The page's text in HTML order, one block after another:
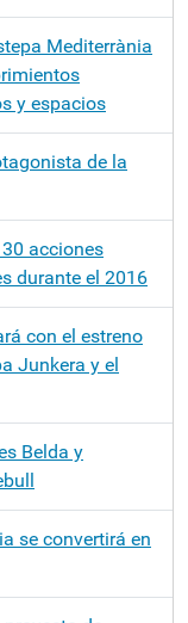
Mediterrània
y espacios
de la
acciones
durante el 2016
con el estreno
Junkera y el
Belda y
se convertirá en